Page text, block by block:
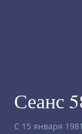
Сеанс
Заявление об
С 15 января